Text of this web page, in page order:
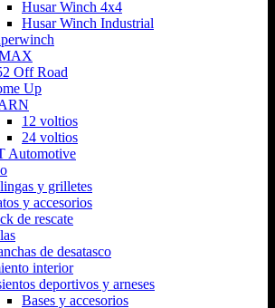
Husar Winch 4x4
Husar Winch Industrial
Off Road
Up
12 voltios
24 voltios
Automotive
y grilletes
y accesorios
de rescate
de desatasco
interior
deportivos y arneses
Bases y accesorios